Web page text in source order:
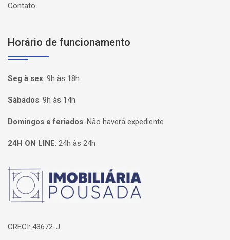
Contato
Horário de funcionamento
Seg à sex: 9h às 18h
Sábados: 9h às 14h
Domingos e feriados: Não haverá expediente
24H ON LINE: 24h às 24h
Página inicial
CRECI: 43672-J